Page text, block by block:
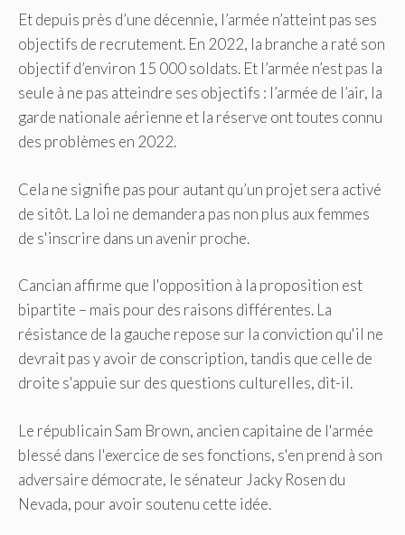
Et depuis près d’une décennie, l’armée n’atteint pas ses
objectifs de recrutement. En 2022, la branche a raté son
objectif d’environ 15 000 soldats. Et l’armée n’est pas la
seule à ne pas atteindre ses objectifs : l’armée de l’air, la
garde nationale aérienne et la réserve ont toutes connu
des problèmes en 2022.
Cela ne signifie pas pour autant qu’un projet sera activé
de sitôt. La loi ne demandera pas non plus aux femmes
de s'inscrire dans un avenir proche.
Cancian affirme que l'opposition à la proposition est
bipartite – mais pour des raisons différentes. La
résistance de la gauche repose sur la conviction qu'il ne
devrait pas y avoir de conscription, tandis que celle de
droite s'appuie sur des questions culturelles, dit-il.
Le républicain Sam Brown, ancien capitaine de l'armée
blessé dans l'exercice de ses fonctions, s'en prend à son
adversaire démocrate, le sénateur Jacky Rosen du
Nevada, pour avoir soutenu cette idée.